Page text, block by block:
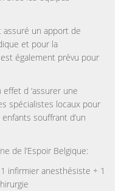
assuré un apport de
et pour la
également prévu pour
d ‘assurer une
spécialistes locaux pour
souffrant d’un
de l’Espoir Belgique:
infirmier anesthésiste + 1